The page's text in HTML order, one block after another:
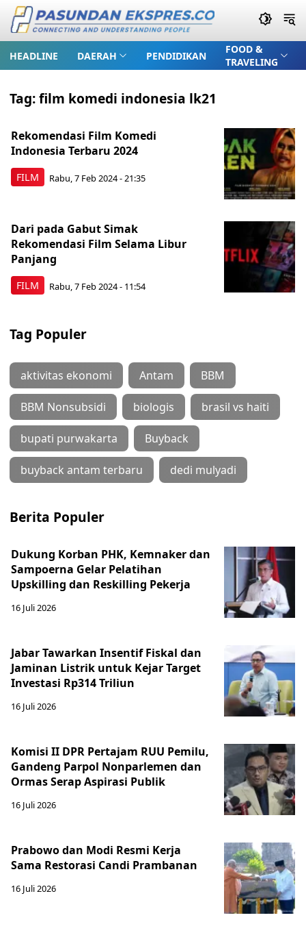
HEADLINE DAERAH PENDIDIKAN
FOOD &
TRAVELING
Tag:film komedi indonesia lk21
FILM
Rekomendasi Film Komedi
Indonesia Terbaru 2024
Rabu, 7 Feb 2024 - 21:35
FILM
Dari pada Gabut Simak
Rekomendasi Film Selama Libur
Panjang
Rabu, 7 Feb 2024 - 11:54
Tag Populer
aktivitas ekonomi Antam BBM
BBM Nonsubsidi biologis brasil vs haiti
bupati purwakarta Buyback
buyback antam terbaru dedi mulyadi
Berita Populer
Dukung Korban PHK, Kemnaker dan
Sampoerna Gelar Pelatihan
Upskilling dan Reskilling Pekerja
16 Juli 2026
Jabar Tawarkan Insentif Fiskal dan
Jaminan Listrik untuk Kejar Target
Investasi Rp314 Triliun
16 Juli 2026
Komisi II DPR Pertajam RUU Pemilu,
Gandeng Parpol Nonparlemen dan
Ormas Serap Aspirasi Publik
16 Juli 2026
Prabowo dan Modi Resmi Kerja
Sama Restorasi Candi Prambanan
16 Juli 2026